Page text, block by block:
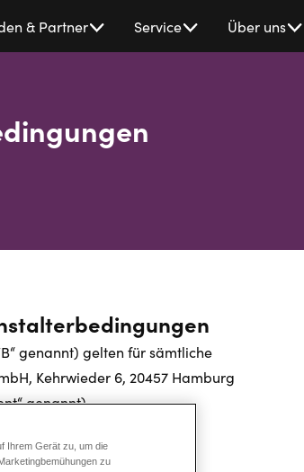
& Partner Service Über uns
genannt) gelten für sämtliche
Kehrwieder 6, 20457 Hamburg
genannt).
Ihrem Gerät zu, um die
zu